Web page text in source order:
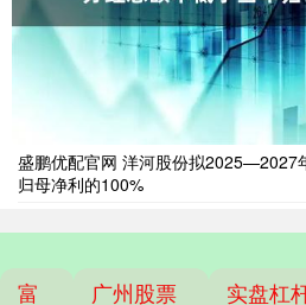
盛鹏优配官网 洋河股份拟2025—2027
归母净利的100%
富 广州股票 实盘杠